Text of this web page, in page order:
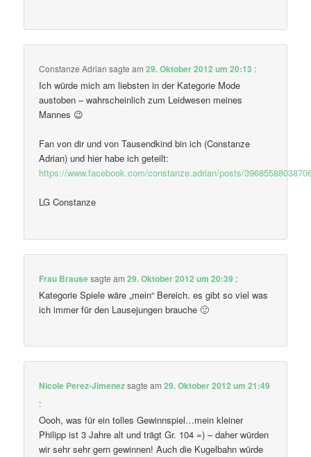
Constanze Adrian sagte am29. Oktober 2012 um 20:13 :
Ich würde mich am liebsten in der Kategorie Mode
austoben – wahrscheinlich zum Leidwesen meines
Mannes 😉
Fan von dir und von Tausendkind bin ich (Constanze
Adrian) und hier habe ich geteilt:
https://www.facebook.com/constanze.adrian/posts/
LG Constanze
Frau Brausesagte am29. Oktober 2012 um 20:39 :
Kategorie Spiele wäre „mein“ Bereich. es gibt so viel was
ich immer für den Lausejungen brauche 🙂
Nicole Perez-Jimenezsagte am29. Oktober 2012 um 21:49
:
Oooh, was für ein tolles Gewinnspiel…mein kleiner
Philipp ist 3 Jahre alt und trägt Gr. 104 =) – daher würden
wir sehr sehr gern gewinnen! Auch die Kugelbahn würde